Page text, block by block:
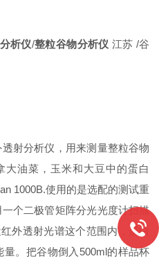
析仪/整粒谷物分析仪 江苏 /谷
射分析仪，用来测量整粒谷物
大油菜，玉米和大豆中的蛋白
1000B.使用的是选配的测试重
一个二极管矩阵分光光度计扫描
外透射光谱这个范围内，蛋白
量。把谷物倒入 500ml的样品杯